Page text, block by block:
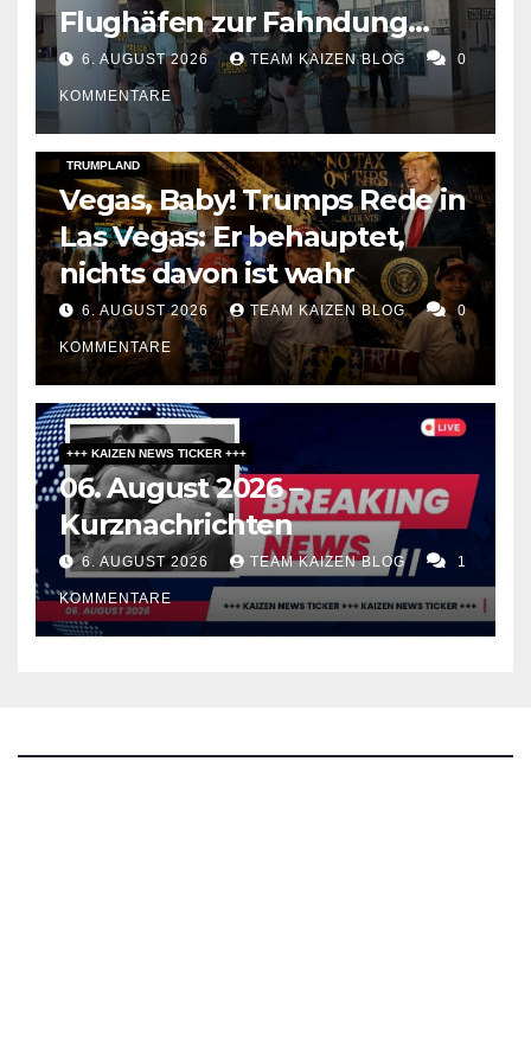
Flughäfen zur Fahndung
umbaut
6. AUGUST 2026 TEAM KAIZEN BLOG 0
KOMMENTARE
DARK AMERICA SOCIAL & POLITICS TOPSTORY
TRUMPLAND
Vegas, Baby! Trumps Rede in
Las Vegas: Er behauptet,
nichts davon ist wahr
6. AUGUST 2026 TEAM KAIZEN BLOG 0
KOMMENTARE
+++ KAIZEN NEWS TICKER +++
06. August 2026 –
Kurznachrichten
6. AUGUST 2026 TEAM KAIZEN BLOG 1
KOMMENTARE